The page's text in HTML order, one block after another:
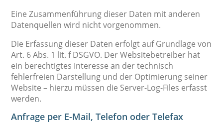
Eine Zusammenführung dieser Daten mit anderen
Datenquellen wird nicht vorgenommen.
Die Erfassung dieser Daten erfolgt auf Grundlage von
Art. 6 Abs. 1 lit. f DSGVO. Der Websitebetreiber hat
ein berechtigtes Interesse an der technisch
fehlerfreien Darstellung und der Optimierung seiner
Website – hierzu müssen die Server-Log-Files erfasst
werden.
Anfrage per E-Mail, Telefon oder Telefax